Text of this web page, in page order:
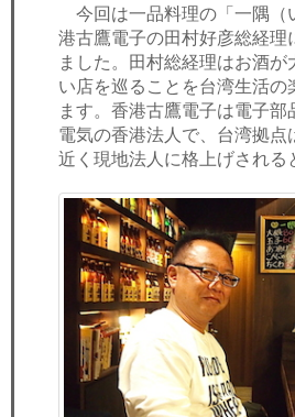
労務顧問
ＩＴ
飲食店情報
今回は一品料理の「一隅（
港古鷹電子の田村好彦総経理
ました。田村総経理はお酒が
い店を巡ることを台湾生活の
ます。香港古鷹電子は電子部
電気の香港法人で、台湾拠点
近く現地法人に格上げされる